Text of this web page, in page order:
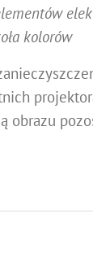
kolorów
obrazu